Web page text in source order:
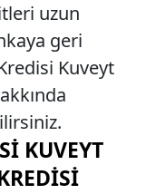
uzun
geri
Kuveyt
KUVEYT